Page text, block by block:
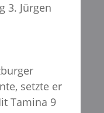
3. Jürgen
setzte er
Tamina 9